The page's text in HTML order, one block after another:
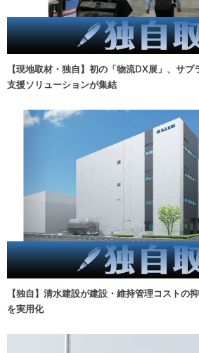
【現地取材・独自】初の「物流DX展」、サ
支援ソリューションが集結
【独自】清水建設が建設・維持管理コストの
を実用化